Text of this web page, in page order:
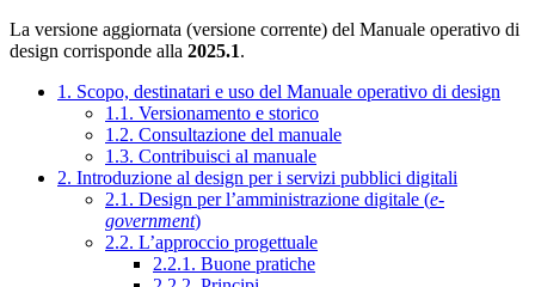
La versione aggiornata (versione corrente) del Manuale operativo di
design corrisponde alla 2025.1.
1. Scopo, destinatari e uso del Manuale operativo di design
1.1. Versionamento e storico
1.2. Consultazione del manuale
1.3. Contribuisci al manuale
2. Introduzione al design per i servizi pubblici digitali
2.1. Design per l’amministrazione digitale (e-
government)
2.2. L’approccio progettuale
2.2.1. Buone pratiche